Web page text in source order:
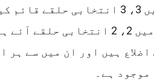
اور گانچھے میں 3، 3 انتخابی
استور کے حصے میں 2، 2
ہے۔